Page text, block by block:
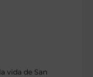
vida de San